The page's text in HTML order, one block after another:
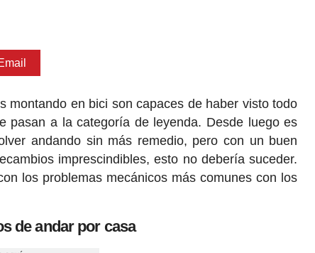
montando en bici son capaces de haber visto todo
pasan a la categoría de leyenda. Desde luego es
andando sin más remedio, pero con un buen
imprescindibles, esto no debería suceder.
los problemas mecánicos más comunes con los
de andar por casa